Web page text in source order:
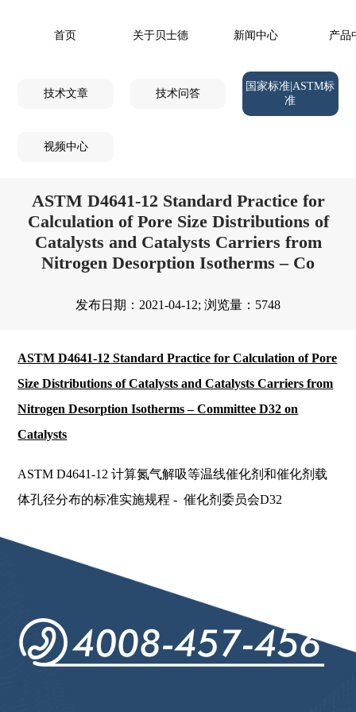
首页 关于贝士德 新闻中心 产品
技术文章 技术问答
国家标准|ASTM标
准
视频中心
ASTM D4641-12 Standard Practice for
Calculation of Pore Size Distributions of
Catalysts and Catalysts Carriers from
Nitrogen Desorption Isotherms – Co
发布日期：2021-04-12; 浏览量：5748
ASTM D4641-12 Standard Practice for Calculation of Pore
Size Distributions of Catalysts and Catalysts Carriers from
Nitrogen Desorption Isotherms – Committee D32 on
Catalysts
ASTM D4641-12 计算氮气解吸等温线催化剂和催化剂载
体孔径分布的标准实施规程 - 催化剂委员会D32